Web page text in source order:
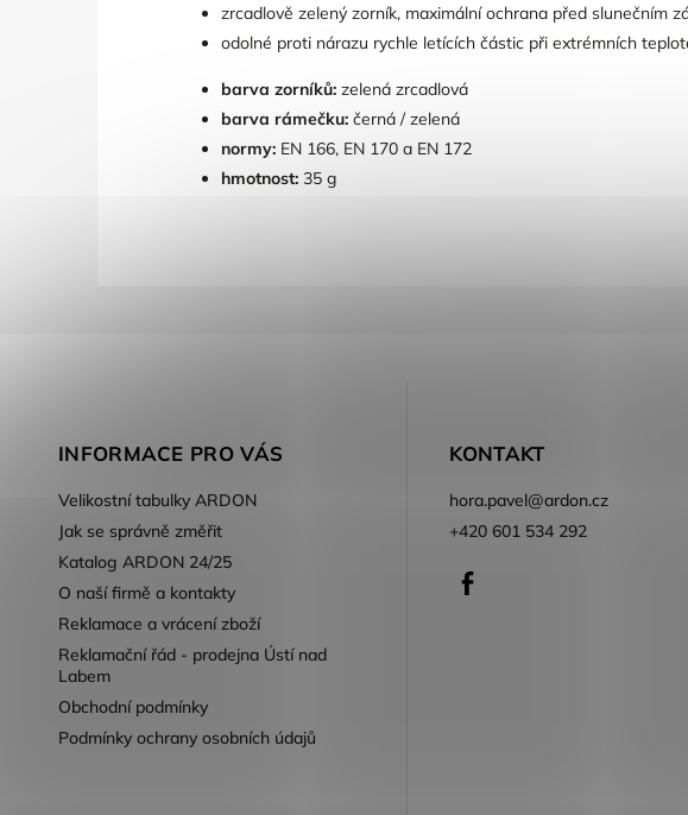
zrcadlově zelený zorník, maximální ochrana před slunečním
odolné proti nárazu rychle letících částic při extrémních
barva zorníků: zelená zrcadlová
barva rámečku: černá / zelená
normy: EN 166, EN 170 a EN 172
hmotnost: 35 g
INFORMACE PRO VÁS
Velikostní tabulky ARDON
Jak se správně změřit
Katalog ARDON 24/25
O naší firmě a kontakty
Reklamace a vrácení zboží
Reklamační řád - prodejna Ústí nad
Labem
Obchodní podmínky
Podmínky ochrany osobních údajů
KONTAKT
hora.pavel@ardon.cz
+420 601 534 292